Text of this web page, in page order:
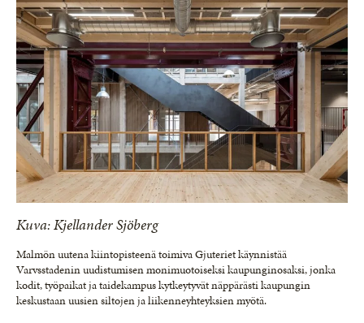
Kuva: Kjellander Sjöberg
Malmön uutena kiintopisteenä toimiva Gjuteriet käynnistää
Varvsstadenin uudistumisen monimuotoiseksi kaupunginosaksi, jonka
kodit, työpaikat ja taidekampus kytkeytyvät näppärästi kaupungin
keskustaan uusien siltojen ja liikenneyhteyksien myötä.